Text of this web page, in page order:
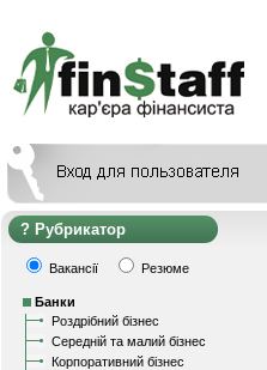
Рубрикатор
Вакансії Резюме
Банки
Роздрібний бізнес
Середній та малий бізнес
Корпоративний бізнес